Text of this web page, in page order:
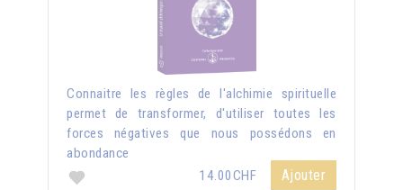
Connaitre les règles de l'alchimie spirituelle
permet de transformer, d'utiliser toutes les
forces négatives que nous possédons en
abondance
14.00CHF
Ajouter